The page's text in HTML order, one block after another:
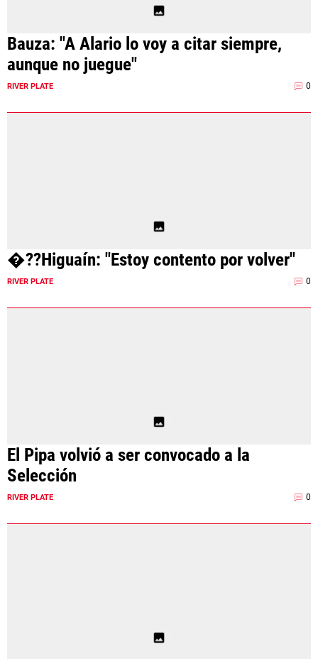
Bauza: "A Alario lo voy a citar siempre,
aunque no juegue"
RIVER PLATE 0
�??Higuaín: "Estoy contento por volver"
RIVER PLATE 0
El Pipa volvió a ser convocado a la
Selección
RIVER PLATE 0